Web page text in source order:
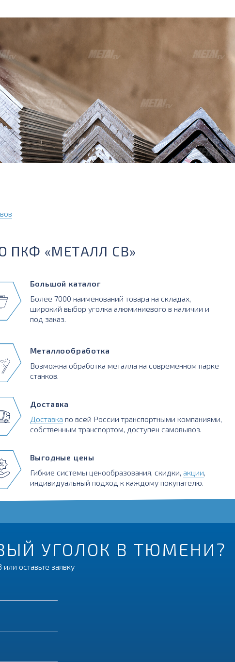
ПКФ «МЕТАЛЛ СВ»
Большой каталог
Более 7000 наименований товара на складах,
широкий выбор уголка алюминиевого в наличии и
под заказ.
Металлообработка
Возможна обработка металла на современном парке
станков.
Доставка
Доставка по всей России транспортными компаниями,
собственным транспортом, доступен самовывоз.
Выгодные цены
Гибкие системы ценообразования, скидки, акции
индивидуальный подход к каждому покупателю.
УГОЛОК В ТЮМЕНИ?
или оставьте заявку